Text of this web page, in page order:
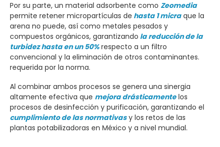
Por su parte, un material adsorbente como Zeomedia
permite retener micropartículas de hasta 1 micraque la
arena no puede, así como metales pesados y
compuestos orgánicos, garantizando la reducción de la
turbidez hasta en un 50%respecto a un filtro
convencional y la eliminación de otros contaminantes.
requerida por la norma.
Al combinar ambos procesos se genera una sinergia
altamente efectiva que mejora drásticamentelos
procesos de desinfección y purificación, garantizando el
cumplimiento de las normativasy los retos de las
plantas potabilizadoras en México y a nivel mundial.